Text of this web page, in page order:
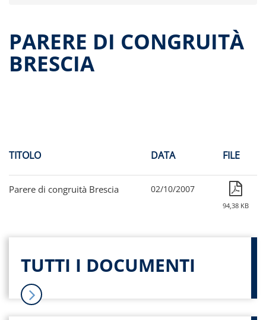
Proventi distribuiti
Documenti di offerta
Archivio documenti
PARERE DI CONGRUITÀ
BRESCIA
TITOLO DATA FILE
Parere di congruità Brescia 02/10/2007
94,38 KB
TUTTI I DOCUMENTI